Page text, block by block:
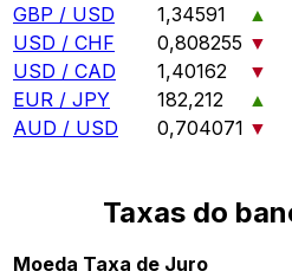
GBP / USD
1,34591
▲
USD / CHF
0,808255 ▼
USD / CAD
1,40162
▼
EUR / JPY
182,212
▲
AUD / USD
0,704071 ▼
Taxas do
Moeda Taxa de Juro